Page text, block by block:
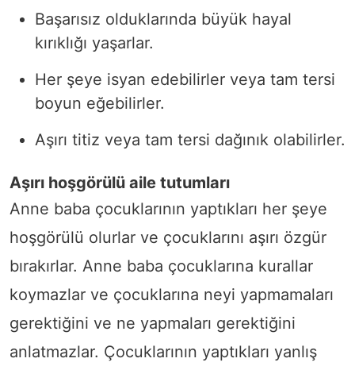
Başarısız olduklarında büyük hayal
kırıklığı yaşarlar.
Her şeye isyan edebilirler veya tam tersi
boyun eğebilirler.
Aşırı titiz veya tam tersi dağınık olabilirler.
Aşırı hoşgörülü aile tutumları
Anne baba çocuklarının yaptıkları her şeye
hoşgörülü olurlar ve çocuklarını aşırı özgür
bırakırlar. Anne baba çocuklarına kurallar
koymazlar ve çocuklarına neyi yapmamaları
gerektiğini ve ne yapmaları gerektiğini
anlatmazlar. Çocuklarının yaptıkları yanlış